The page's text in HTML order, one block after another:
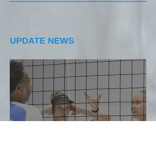
UPDATE NEWS